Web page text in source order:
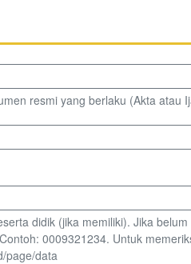
resmi yang berlaku (Akta atau
didik (jika memiliki). Jika
0009321234. Untuk
page/data